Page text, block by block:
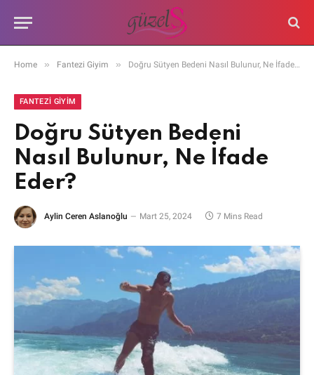
Home » Fantezi Giyim » Doğru Sütyen Bedeni Nasıl Bulunur, Ne İfade Eder?
FANTEZI GIYIM
Doğru Sütyen Bedeni
Nasıl Bulunur, Ne İfade
Eder?
Aylin Ceren Aslanoğlu Mart 25, 2024 7 Mins Read